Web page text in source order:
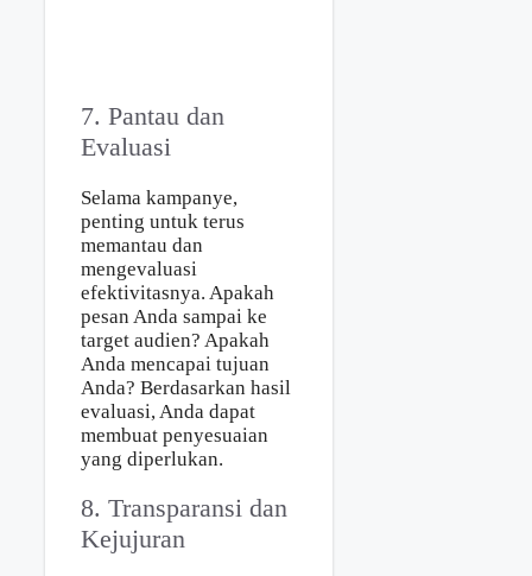
7. Pantau dan
Evaluasi
Selama kampanye,
penting untuk terus
memantau dan
mengevaluasi
efektivitasnya. Apakah
pesan Anda sampai ke
target audien? Apakah
Anda mencapai tujuan
Anda? Berdasarkan hasil
evaluasi, Anda dapat
membuat penyesuaian
yang diperlukan.
8. Transparansi dan
Kejujuran